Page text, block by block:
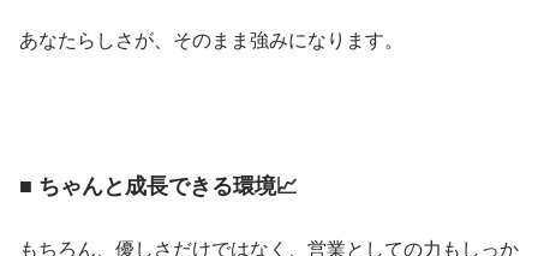
あなたらしさが、そのまま強みになります。
■ ちゃんと成長できる環境📈
もちろん、優しさだけではなく、営業としての力もしっか